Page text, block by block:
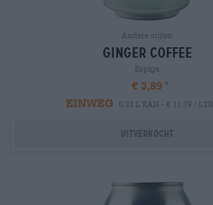
Andere stijlen
ginger coffee
Espiga
€ 3,89
EINWEG
0,33 L KAN - € 11,79 / LTR
Uitverkocht